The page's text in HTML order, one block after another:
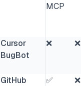
MCP
Cursor
BugBot
❌ ❌
GitHub
✅ ❌